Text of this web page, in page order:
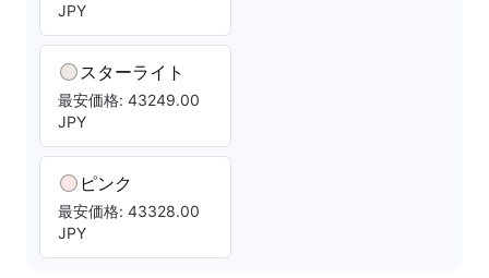
JPY
スターライト
最安価格: 43249.00
JPY
ピンク
最安価格: 43328.00
JPY